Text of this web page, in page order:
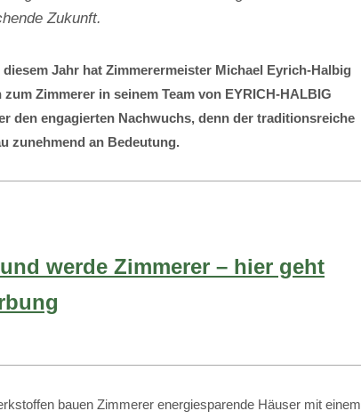
Zukunft.
Jahr hat Zimmerermeister Michael Eyrich-Halbig
Zimmerer in seinem Team von EYRICH-HALBIG
den engagierten Nachwuchs, denn der traditionsreiche
zunehmend an Bedeutung.
werde Zimmerer – hier geht
bauen Zimmerer energiesparende Häuser mit einem